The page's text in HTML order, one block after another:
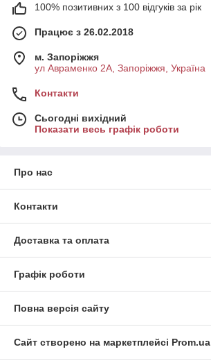
100% позитивних з 100 відгуків за рік
Працює з 26.02.2018
м. Запоріжжя
ул Авраменко 2А, Запоріжжя, Україна
Контакти
Сьогодні вихідний
Показати весь графік роботи
Про нас
Контакти
Доставка та оплата
Графік роботи
Повна версія сайту
Сайт створено на маркетплейсі Prom.ua